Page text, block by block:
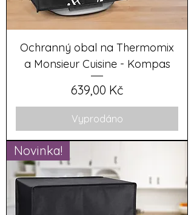
Ochranný obal na Thermomix
a Monsieur Cuisine - Kompas
Cena
639,00 Kč
Vyprodáno
Novinka!